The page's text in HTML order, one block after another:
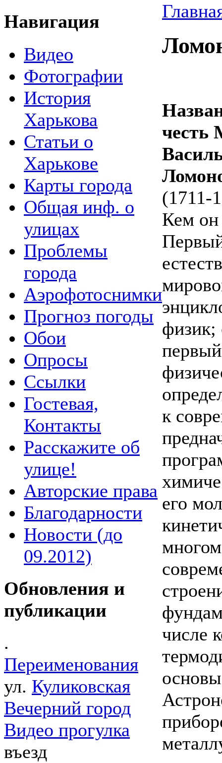
Навигация
Видео
Фотографии
История
Харькова
Статьи о
Харькове
Карты города
Общая инф. о
улицах
Проблемы
города
Аэрофотоснимки
Прогноз погоды
Обои
Опросы
Ссылки
Гостевая,
Контакты
Расскажите об
улице!
Авторские права
Благодарности
Новости (до
09.2012)
Обновления и
публикации
.
Переименования
ул. Куликовская
Вечерний город
Видео прогулка
въезд
честь
(1711-
Кем
физик;
к
его
числе